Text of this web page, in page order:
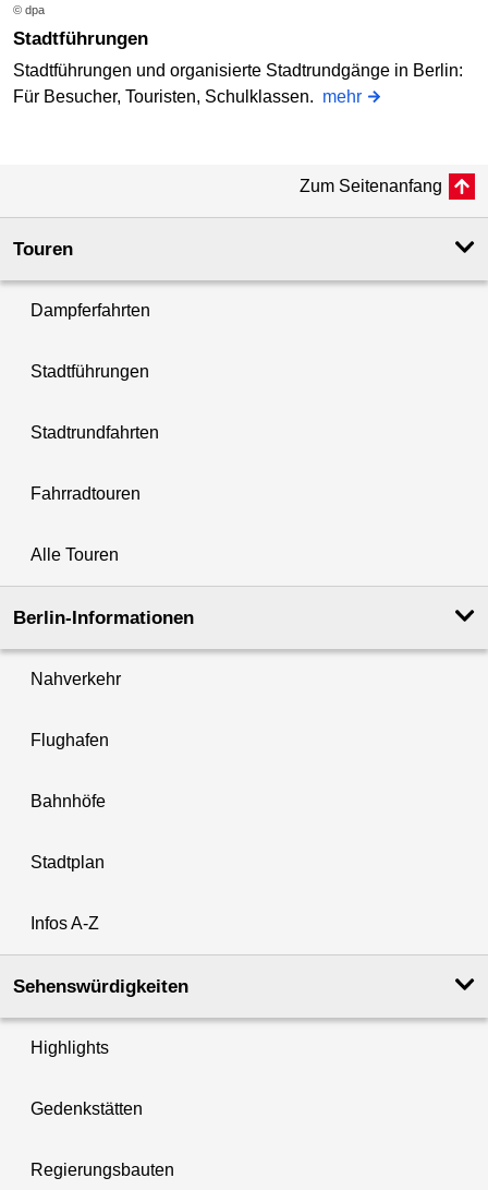
© dpa
Stadtführungen
Stadtführungen und organisierte Stadtrundgänge in Berlin:
Für Besucher, Touristen, Schulklassen. mehr
Zum Seitenanfang
Touren
Dampferfahrten
Stadtführungen
Stadtrundfahrten
Fahrradtouren
Alle Touren
Berlin-Informationen
Nahverkehr
Flughafen
Bahnhöfe
Stadtplan
Infos A-Z
Sehenswürdigkeiten
Highlights
Gedenkstätten
Regierungsbauten